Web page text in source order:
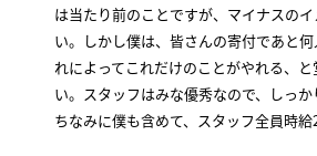
は当たり前のことですが、マイナスの
い。しかし僕は、皆さんの寄付であと
れによってこれだけのことがやれる、
い。スタッフはみな優秀なので、しっか
ちなみに僕も含めて、スタッフ全員時給